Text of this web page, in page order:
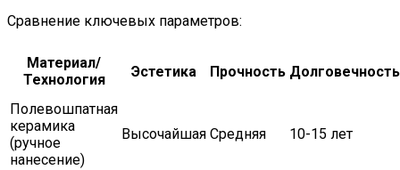
Сравнение ключевых параметров:
Материал/
Технология
Эстетика Прочность Долговечность
Полевошпатная
керамика
(ручное
нанесение)
Высочайшая Средняя 10-15 лет